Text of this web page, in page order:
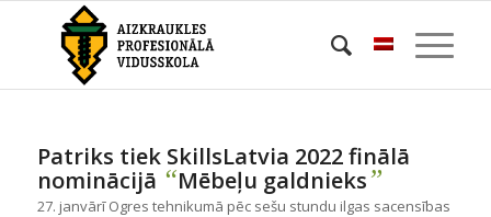
Patriks tiek SkillsLatvia 2022 finālā
nominācijā “Mēbeļu galdnieks”
27. janvārī Ogres tehnikumā pēc sešu stundu ilgas sacensības